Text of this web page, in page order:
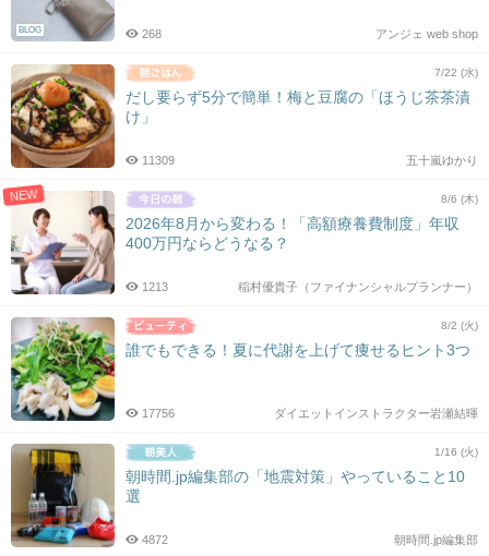
BLOG アンジェ web shop
268
7/22 (水)
だし要らず5分で簡単！梅と豆腐の「ほうじ茶茶漬
け」
五十嵐ゆかり
11309
NEW 8/6 (木)
2026年8月から変わる！「高額療養費制度」年収
400万円ならどうなる？
稲村優貴子（ファイナンシャルプランナー）
1213
8/2 (火)
誰でもできる！夏に代謝を上げて痩せるヒント3つ
ダイエットインストラクター岩瀬結暉
17756
1/16 (火)
朝時間.jp編集部の「地震対策」やっていること10
選
朝時間.jp編集部
4872